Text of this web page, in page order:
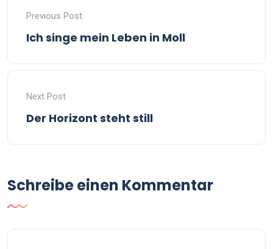
Previous Post
Ich singe mein Leben in Moll
Next Post
Der Horizont steht still
Schreibe einen Kommentar